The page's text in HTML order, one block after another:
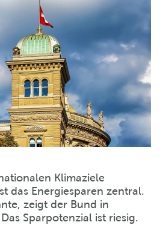
Klimaziele
das Energiesparen zentral.
zeigt der Bund in
Sparpotenzial ist riesig.